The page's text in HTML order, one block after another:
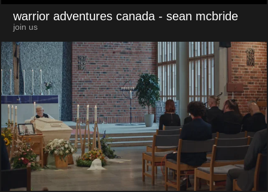
warrior adventures canada - sean mcbride
join us